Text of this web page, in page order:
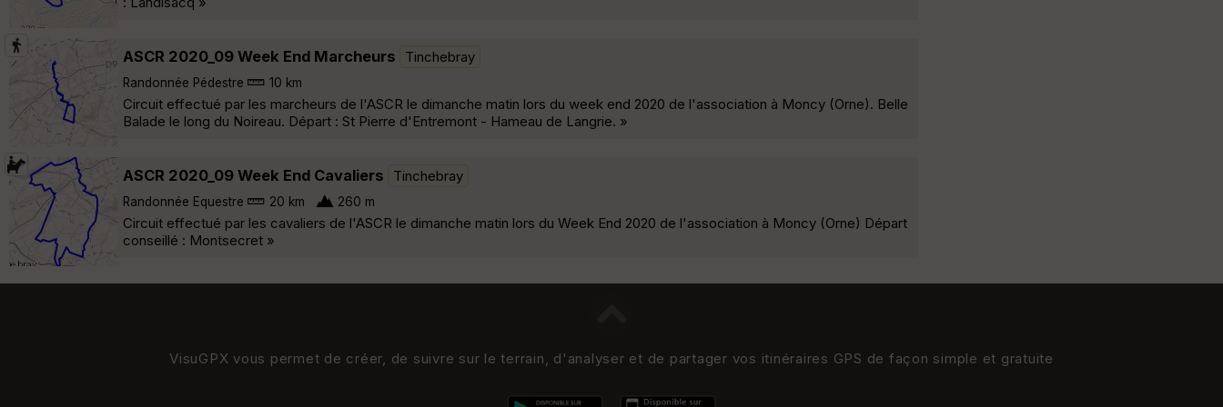
ASCR 2020_09 Week End Marcheurs Tinchebray
Randonnée Pédestre 10 km
Circuit effectué par les marcheurs de l'ASCR le dimanche matin lors du week end 2020 de l'association à Moncy (Orne). Belle
Balade le long du Noireau. Départ : St Pierre d'Entremont - Hameau de Langrie. »
ASCR 2020_09 Week End Cavaliers Tinchebray
Randonnée Equestre 20 km 260 m
Circuit effectué par les cavaliers de l'ASCR le dimanche matin lors du Week End 2020 de l'association à Moncy (Orne) Départ
conseillé : Montsecret »
VisuGPX vous permet de créer, de suivre sur le terrain, d'analyser et de partager vos itinéraires GPS de façon simple et gratuite